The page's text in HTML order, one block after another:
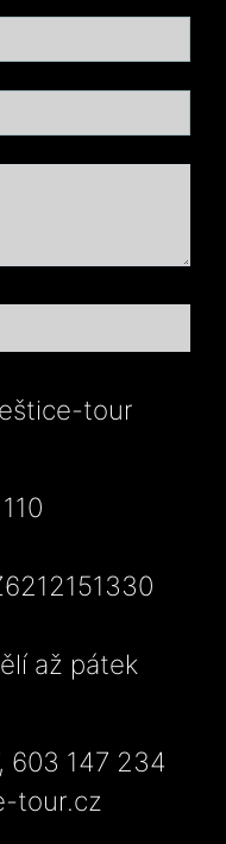
tour
až pátek
603 147 234
tour.cz